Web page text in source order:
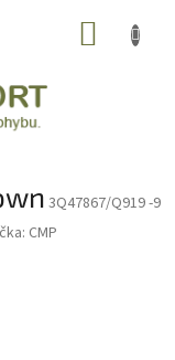
3Q47867/Q919 -9
CMP